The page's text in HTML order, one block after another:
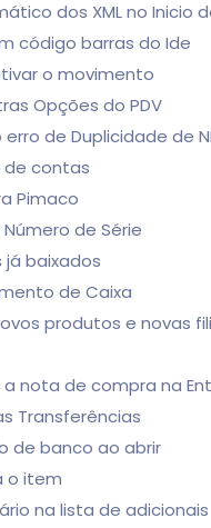
dos XML no Inicio
código barras do Ide
o movimento
Opções do PDV
de Duplicidade de
de contas
Pimaco
de Série
baixados
de Caixa
produtos e novas
nota de compra na
Transferências
de banco ao abrir
o item
na lista de adicionais